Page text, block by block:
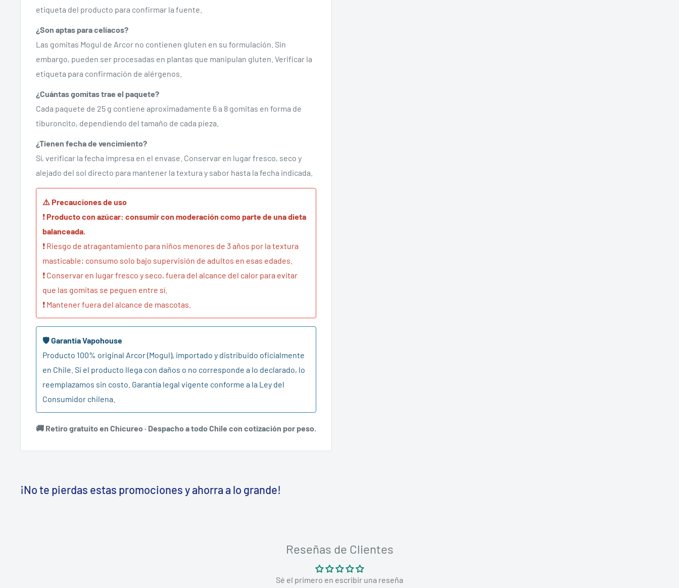
etiqueta del producto para confirmar la fuente.
¿Son aptas para celíacos?
Las gomitas Mogul de Arcor no contienen gluten en su formulación. Sin
embargo, pueden ser procesadas en plantas que manipulan gluten. Verificar la
etiqueta para confirmación de alérgenos.
¿Cuántas gomitas trae el paquete?
Cada paquete de 25 g contiene aproximadamente 6 a 8 gomitas en forma de
tiburoncito, dependiendo del tamaño de cada pieza.
¿Tienen fecha de vencimiento?
Sí, verificar la fecha impresa en el envase. Conservar en lugar fresco, seco y
alejado del sol directo para mantener la textura y sabor hasta la fecha indicada.
⚠️ Precauciones de uso
❗Producto con azúcar: consumir con moderación como parte de una dieta
balanceada.
❗ Riesgo de atragantamiento para niños menores de 3 años por la textura
masticable; consumo solo bajo supervisión de adultos en esas edades.
❗ Conservar en lugar fresco y seco, fuera del alcance del calor para evitar
que las gomitas se peguen entre sí.
❗ Mantener fuera del alcance de mascotas.
🛡️ Garantía Vapohouse
Producto 100% original Arcor (Mogul), importado y distribuido oficialmente
en Chile. Si el producto llega con daños o no corresponde a lo declarado, lo
reemplazamos sin costo. Garantía legal vigente conforme a la Ley del
Consumidor chilena.
🚚 Retiro gratuito en Chicureo · Despacho a todo Chile con cotización por peso.
¡No te pierdas estas promociones y ahorra a lo grande!
Reseñas de Clientes
Sé el primero en escribir una reseña
Inicie sesión en su cuenta para agregar productos a su lista de